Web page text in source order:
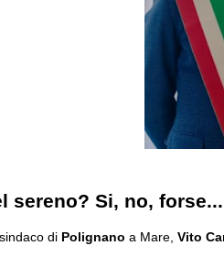
sereno? Si, no, forse...
di Polignano a Mare, Vito